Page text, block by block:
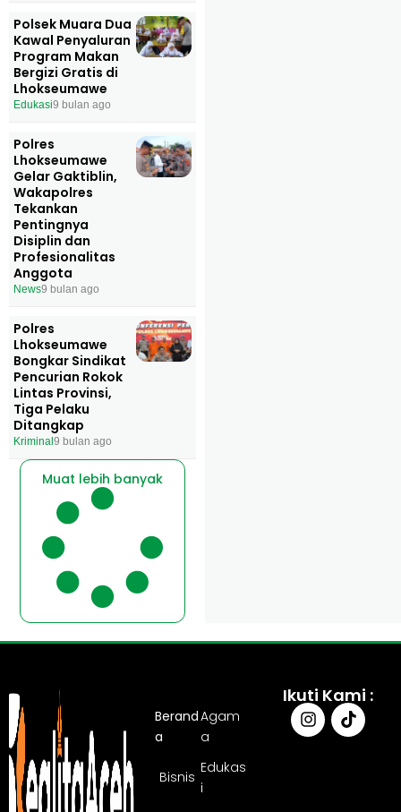
Polsek Muara Dua
Kawal Penyaluran
Program Makan
Bergizi Gratis di
Lhokseumawe
Edukasi9 bulan ago
Polres
Lhokseumawe
Gelar Gaktiblin,
Wakapolres
Tekankan
Pentingnya
Disiplin dan
Profesionalitas
Anggota
News9 bulan ago
Polres
Lhokseumawe
Bongkar Sindikat
Pencurian Rokok
Lintas Provinsi,
Tiga Pelaku
Ditangkap
Kriminal 9 bulan ago
Muat lebih banyak
Berand
a
Agam
a
Bisnis
Edukas
i
Ikuti Kami :